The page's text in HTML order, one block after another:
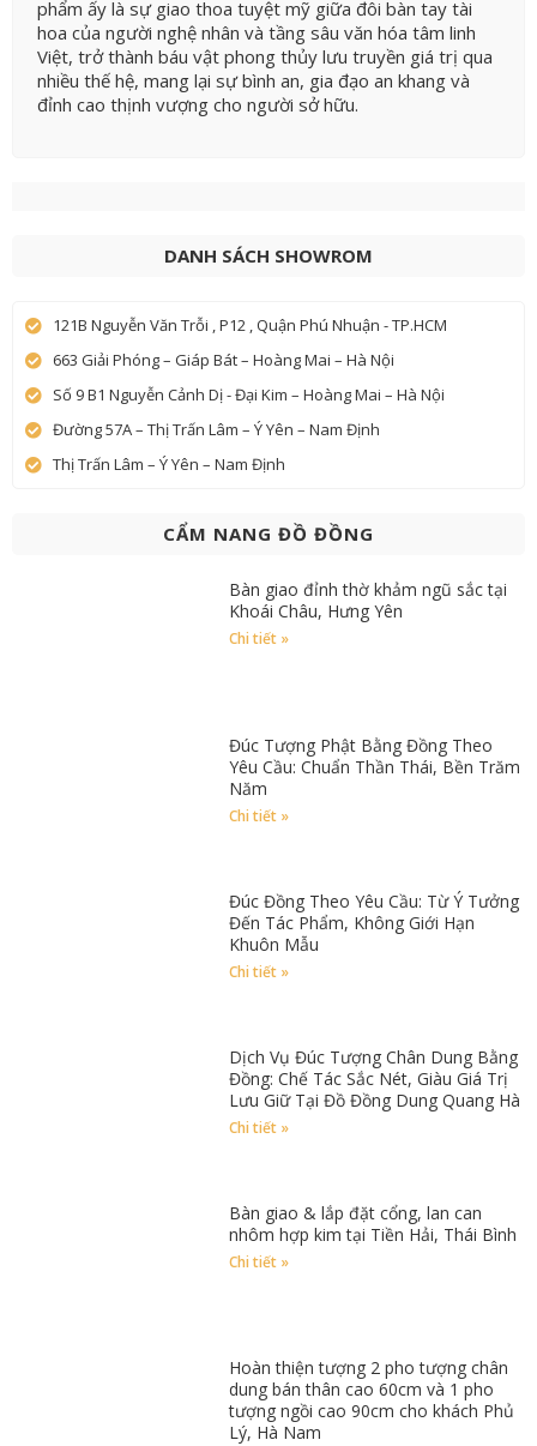
phẩm ấy là sự giao thoa tuyệt mỹ giữa đôi bàn tay tài
hoa của người nghệ nhân và tầng sâu văn hóa tâm linh
Việt, trở thành báu vật phong thủy lưu truyền giá trị qua
nhiều thế hệ, mang lại sự bình an, gia đạo an khang và
đỉnh cao thịnh vượng cho người sở hữu.
DANH SÁCH SHOWROM
121B Nguyễn Văn Trỗi , P12 , Quận Phú Nhuận - TP.HCM
663 Giải Phóng – Giáp Bát – Hoàng Mai – Hà Nội
Số 9 B1 Nguyễn Cảnh Dị - Đại Kim – Hoàng Mai – Hà Nội
Đường 57A – Thị Trấn Lâm – Ý Yên – Nam Định
Thị Trấn Lâm – Ý Yên – Nam Định
CẨM NANG ĐỒ ĐỒNG
Bàn giao đỉnh thờ khảm ngũ sắc tại
Khoái Châu, Hưng Yên
Chi tiết »
Đúc Tượng Phật Bằng Đồng Theo
Yêu Cầu: Chuẩn Thần Thái, Bền Trăm
Năm
Chi tiết »
Đúc Đồng Theo Yêu Cầu: Từ Ý Tưởng
Đến Tác Phẩm, Không Giới Hạn
Khuôn Mẫu
Chi tiết »
Dịch Vụ Đúc Tượng Chân Dung Bằng
Đồng: Chế Tác Sắc Nét, Giàu Giá Trị
Lưu Giữ Tại Đồ Đồng Dung Quang Hà
Chi tiết »
Bàn giao & lắp đặt cổng, lan can
nhôm hợp kim tại Tiền Hải, Thái Bình
Chi tiết »
Hoàn thiện tượng 2 pho tượng chân
dung bán thân cao 60cm và 1 pho
tượng ngồi cao 90cm cho khách Phủ
Lý, Hà Nam